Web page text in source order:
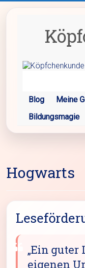
Blog Meine
Bildungsmagie
Hogwarts
„Ein guter
eigenen